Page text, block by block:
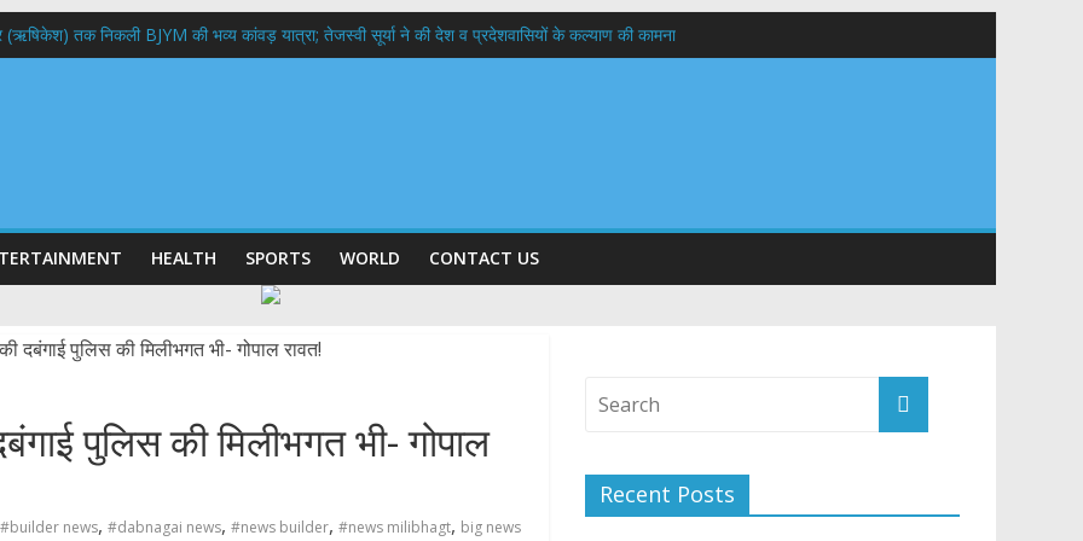
(ऋषिकेश) तक निकली BJYM की भव्य कांवड़ यात्रा; तेजस्वी सूर्या ने की देश व प्रदेशवासियों के कल्याण की कामना
PWD के EE, AE और JE निलंबित, सीएम धामी के निर्देश पर सख्त कार्रवाई
HEALTH SPORTS WORLD CONTACT US
पुलिस की मिलीभगत भी- गोपाल
#builder news, #dabnagai news, #news builder, #news milibhagt, big news
Recent Posts